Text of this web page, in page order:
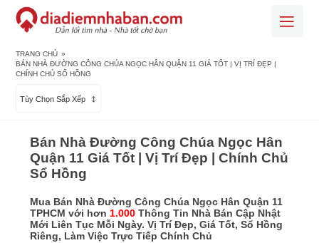
TRANG CHỦ »
BÁN NHÀ ĐƯỜNG CÔNG CHÚA NGỌC HÂN QUẬN 11 GIÁ TỐT | VỊ TRÍ ĐẸP |
CHÍNH CHỦ SỔ HỒNG
Tùy Chọn Sắp Xếp
Bán Nhà Đường Công Chúa Ngọc Hân
Quận 11 Giá Tốt | Vị Trí Đẹp | Chính Chủ
Sổ Hồng
Mua Bán Nhà Đường Công Chúa Ngọc Hân Quận 11
TPHCM với hơn1.000Thông Tin Nhà Bán Cập Nhật
Mới Liên Tục Mỗi Ngày. Vị Trí Đẹp, Giá Tốt, Sổ Hồng
Riêng, Làm Việc Trực Tiếp Chính Chủ